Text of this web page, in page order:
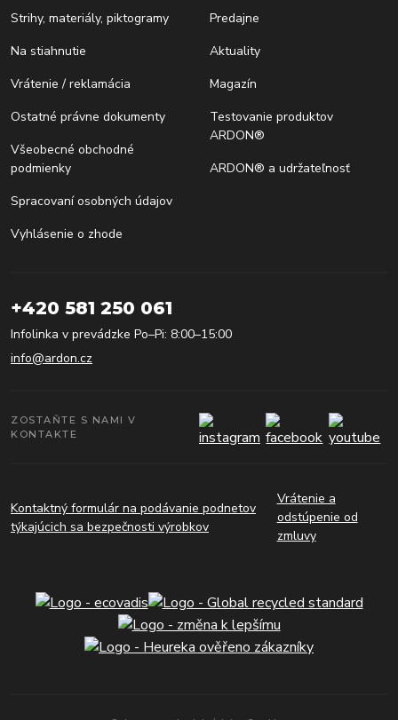
Strihy, materiály, piktogramy
Na stiahnutie
Vrátenie / reklamácia
Ostatné právne dokumenty
Všeobecné obchodné
podmienky
Spracovaní osobných údajov
Vyhlásenie o zhode
Predajne
Aktuality
Magazín
Testovanie produktov
ARDON®
ARDON® a udržateľnosť
+420 581 250 061
Infolinka v prevádzke Po–Pi: 8:00–15:00
info@ardon.cz
ZOSTAŇTE S NAMI V
KONTAKTE
Kontaktný formulár na podávanie podnetov
týkajúcich sa bezpečnosti výrobkov
Vrátenie a
odstúpenie od
zmluvy